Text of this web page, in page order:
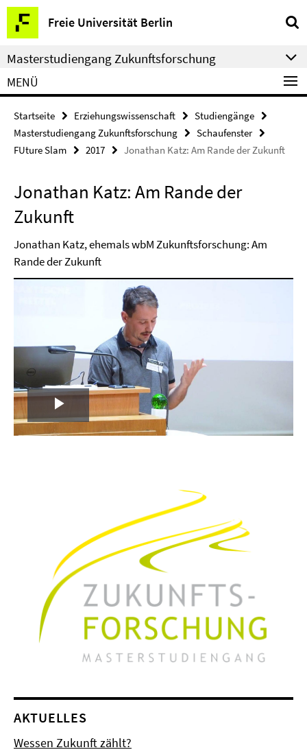
Springe
direkt
zu
Inhalt
Freie Universität Berlin
Service-
Navigation
Masterstudiengang Zukunftsforschung
MENÜ
Startseite Erziehungswissenschaft
Studiengänge
Masterstudiengang Zukunftsforschung
Schaufenster
FUture Slam
2017 Jonathan Katz: Am Rande der Zukunft
Jonathan Katz: Am Rande der
Zukunft
Jonathan Katz, ehemals wbM Zukunftsforschung: Am
Rande der Zukunft
Play
AKTUELLES
Wessen Zukunft zählt?